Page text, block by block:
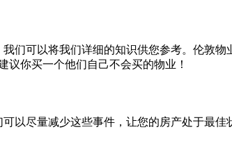
们可以将我们详细的知识供您参考。伦敦
你买一个他们自己不会买的物业！
尽量减少这些事件，让您的房产处于最佳